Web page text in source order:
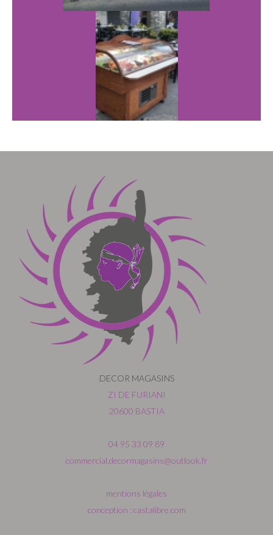
DECOR MAGASINS
ZI DE FURIANI
20600 BASTIA
04 95 33 09 89
commercial.decormagasins@outlook.fr
mentions légales
conception : castalibre.com